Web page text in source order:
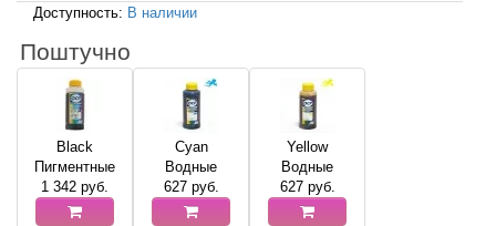
Доступность: В наличии
Поштучно
Black
Пигментные
1 342 руб.
Cyan
Водные
627руб.
Yellow
Водные
627руб.